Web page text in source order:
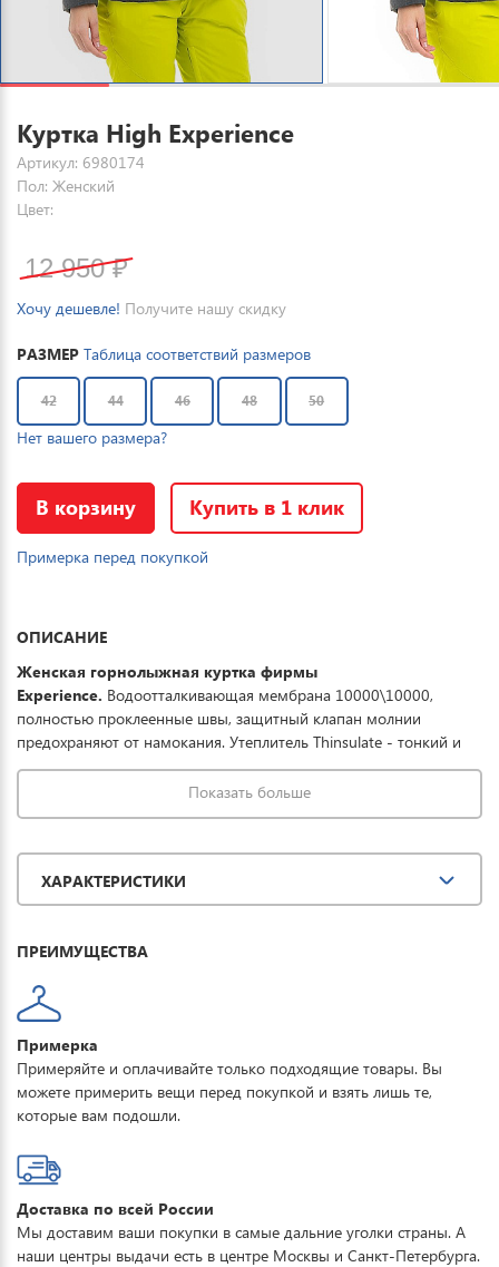
Куртка High Experience
Артикул: 6980174
Пол: Женский
Цвет:
12 950₽
Хочу дешевле! Получите нашу скидку
РАЗМЕР Таблица соответствий размеров
42 44 46 48 50
Нет вашего размера?
В корзину Купить в 1 клик
Примерка перед покупкой
ОПИСАНИЕ
Женская горнолыжная куртка фирмы
Experience. Водоотталкивающая мембрана 10000\10000,
полностью проклеенные швы, защитный клапан молнии
предохраняют от намокания. Утеплитель Thinsulate - тонкий и
легкий, выдерживает температурный режим до
-30°. Отстегивающийся регулируемый капюшон, карманы на
молнии, отстегивающаяся снежная юбка, дополнительная
погодных условий при необходимом комфорте. Отличная
модель для занятия зимними видами спорта и прогулок.
Показать больше
ХАРАКТЕРИСТИКИ
ПРЕИМУЩЕСТВА
Примерка
Примеряйте и оплачивайте только подходящие товары. Вы
можете примерить вещи перед покупкой и взять лишь те,
которые вам подошли.
Доставка по всей России
Мы доставим ваши покупки в самые дальние уголки страны. А
наши центры выдачи есть в центре Москвы и Санкт-Петербурга.